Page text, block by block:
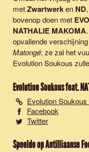
metZwartwerken ND
bovenop doen met
NATHALIE MAKOMA
opvallende
Matongé; ze zal het
Evolution Soukous
Evolution Soukous feat.
Evolution
Facebook
Twitter
Speelde op Antilliaanse